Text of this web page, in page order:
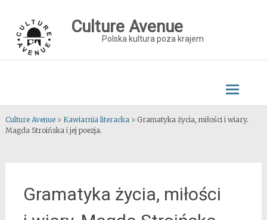
content
Culture Avenue
Polska kultura poza krajem
Culture Avenue> Kawiarnia literacka> Gramatyka życia, miłości i wiary.
Magda Stroińska i jej poezja.
Gramatyka życia, miłości